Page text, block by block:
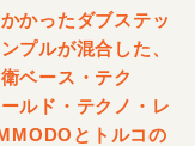
かったダブステッ
プルが混合した、
ベース・テク
ルド・テクノ・レ
とトルコの